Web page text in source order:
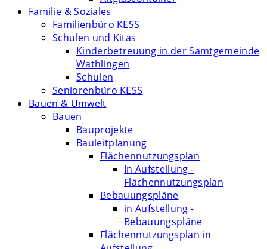
Familie & Soziales
Familienbüro KESS
Schulen und Kitas
Kinderbetreuung in der Samtgemeinde
Wathlingen
Schulen
Seniorenbüro KESS
Bauen & Umwelt
Bauen
Bauprojekte
Bauleitplanung
Flächennutzungsplan
In Aufstellung -
Flächennutzungsplan
Bebauungspläne
in Aufstellung -
Bebauungspläne
Flächennutzungsplan in